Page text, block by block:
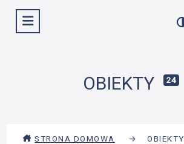
Wyświetl menu
OBIEKTY 24
STRONA DOMOWA → OBIEKTY